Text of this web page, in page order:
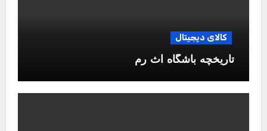
کالای دیجیتال
تاریخچه باشگاه آث رم